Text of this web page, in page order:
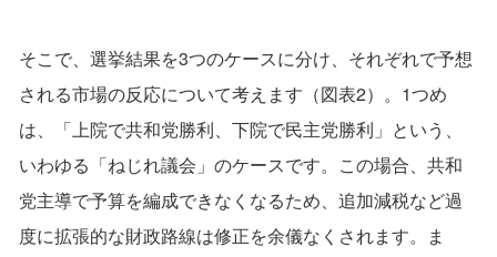
そこで、選挙結果を3つのケースに分け、それぞれで予想
される市場の反応について考えます（図表2）。1つめ
は、「上院で共和党勝利、下院で民主党勝利」という、
いわゆる「ねじれ議会」のケースです。この場合、共和
党主導で予算を編成できなくなるため、追加減税など過
度に拡張的な財政路線は修正を余儀なくされます。ま